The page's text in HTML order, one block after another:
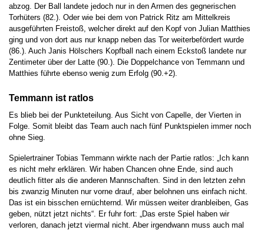
abzog. Der Ball landete jedoch nur in den Armen des gegnerischen
Torhüters (82.). Oder wie bei dem von Patrick Ritz am Mittelkreis
ausgeführten Freistoß, welcher direkt auf den Kopf von Julian Matthies
ging und von dort aus nur knapp neben das Tor weiterbefördert wurde
(86.). Auch Janis Hölschers Kopfball nach einem Eckstoß landete nur
Zentimeter über der Latte (90.). Die Doppelchance von Temmann und
Matthies führte ebenso wenig zum Erfolg (90.+2).
Temmann ist ratlos
Es blieb bei der Punkteteilung. Aus Sicht von Capelle, der Vierten in
Folge. Somit bleibt das Team auch nach fünf Punktspielen immer noch
ohne Sieg.
Spielertrainer Tobias Temmann wirkte nach der Partie ratlos: „Ich kann
es nicht mehr erklären. Wir haben Chancen ohne Ende, sind auch
deutlich fitter als die anderen Mannschaften. Sind in den letzten zehn
bis zwanzig Minuten nur vorne drauf, aber belohnen uns einfach nicht.
Das ist ein bisschen ernüchternd. Wir müssen weiter dranbleiben, Gas
geben, nützt jetzt nichts“. Er fuhr fort: „Das erste Spiel haben wir
verloren, danach jetzt viermal nicht. Aber irgendwann muss auch mal